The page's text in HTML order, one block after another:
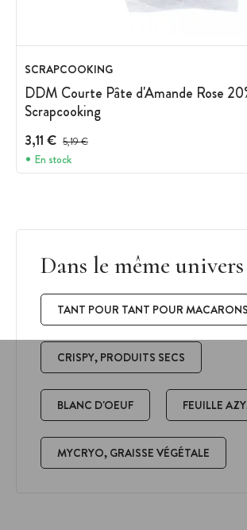
SCRAPCOOKING
DDM Courte Pâte d'Amande Rose
Scrapcooking
3,11 € Prix avant réduction :
5,19 €
En stock
Dans le même univers
TANT POUR TANT POUR MACARONS
CRISPY, PRODUITS SECS
BLANC D'OEUF FEUILLE
MYCRYO, GRAISSE VÉGÉTALE